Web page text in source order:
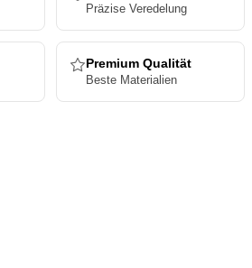
Präzise Veredelung
Premium Qualität
Beste Materialien